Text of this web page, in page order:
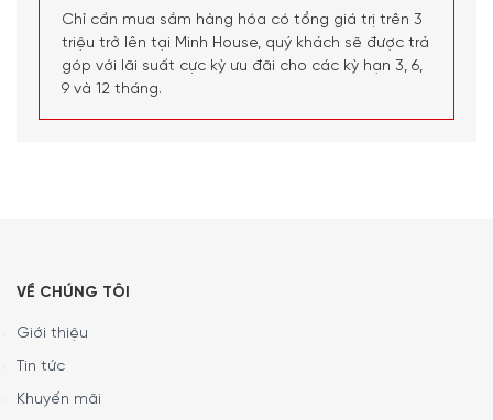
Hiện tại sản phẩm Bếp Nướng Stockli Raclette Grill
Cheesmax 4 Anthracite 0400.02 – 4 Người Ăn đang
được bày bán tại hệ thống showroom Đồ Gia Dụng Châu
khách.
Chỉ cần mua sắm hàng hóa có tổng giá trị trên 3
triệu trở lên tại Minh House, quý khách sẽ được trả
góp với lãi suất cực kỳ ưu đãi cho các kỳ hạn 3, 6,
9 và 12 tháng.
VỀ CHÚNG TÔI
Giới thiệu
Tin tức
Khuyến mãi